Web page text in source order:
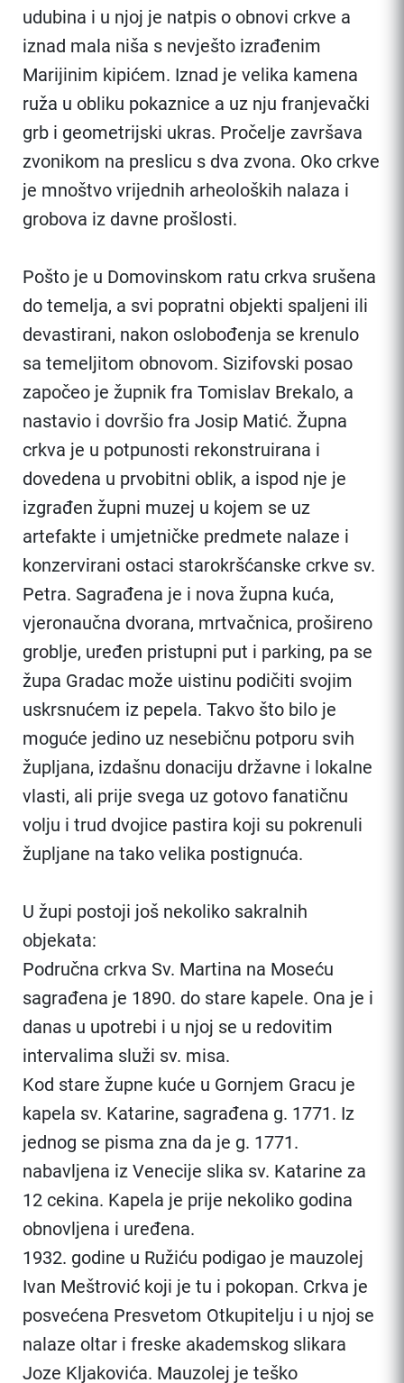
udubina i u njoj je natpis o obnovi crkve a
iznad mala niša s nevješto izrađenim
Marijinim kipićem. Iznad je velika kamena
ruža u obliku pokaznice a uz nju franjevački
grb i geometrijski ukras. Pročelje završava
zvonikom na preslicu s dva zvona. Oko crkve
je mnoštvo vrijednih arheoloških nalaza i
grobova iz davne prošlosti.
Pošto je u Domovinskom ratu crkva srušena
do temelja, a svi popratni objekti spaljeni ili
devastirani, nakon oslobođenja se krenulo
sa temeljitom obnovom. Sizifovski posao
započeo je župnik fra Tomislav Brekalo, a
nastavio i dovršio fra Josip Matić. Župna
crkva je u potpunosti rekonstruirana i
dovedena u prvobitni oblik, a ispod nje je
izgrađen župni muzej u kojem se uz
artefakte i umjetničke predmete nalaze i
konzervirani ostaci starokršćanske crkve sv.
Petra. Sagrađena je i nova župna kuća,
vjeronaučna dvorana, mrtvačnica, prošireno
groblje, uređen pristupni put i parking, pa se
župa Gradac može uistinu podičiti svojim
uskrsnućem iz pepela. Takvo što bilo je
moguće jedino uz nesebičnu potporu svih
župljana, izdašnu donaciju državne i lokalne
vlasti, ali prije svega uz gotovo fanatičnu
volju i trud dvojice pastira koji su pokrenuli
župljane na tako velika postignuća.
U župi postoji još nekoliko sakralnih
objekata:
Područna crkva Sv. Martina na Moseću
sagrađena je 1890. do stare kapele. Ona je i
danas u upotrebi i u njoj se u redovitim
intervalima služi sv. misa.
Kod stare župne kuće u Gornjem Gracu je
kapela sv. Katarine, sagrađena g. 1771. Iz
jednog se pisma zna da je g. 1771.
nabavljena iz Venecije slika sv. Katarine za
12 cekina. Kapela je prije nekoliko godina
obnovljena i uređena.
1932. godine u Ružiću podigao je mauzolej
Ivan Meštrović koji je tu i pokopan. Crkva je
posvećena Presvetom Otkupitelju i u njoj se
nalaze oltar i freske akademskog slikara
Joze Kljakovića. Mauzolej je teško